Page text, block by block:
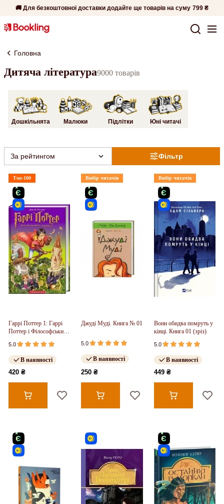
🚚 Для безкоштовної доставки додайте ще товарів на суму 799 ₴
Головна
Дитяча література9000 товарів
Дошкільнята Малюки Підлітки Юні читачі
Фільтр
За рейтингом
Топ-100
Гаррі Поттер 1: Гаррі
Поттер і Філософський
камінь
5.0
В наявності
420 ₴
Вибір читачів
Джуді Муді. Книга № 01
5.0
В наявності
250 ₴
Вибір читачів
Вони обидва помруть у
кінці. Книга 01 (зріз)
5.0
В наявності
449 ₴